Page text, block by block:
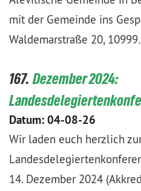
mit der Gemeinde ins
Waldemarstraße 20,
167. Dezember 2024:
Datum: 04-08-26
Wir laden euch herzlich
14. Dezember 2024